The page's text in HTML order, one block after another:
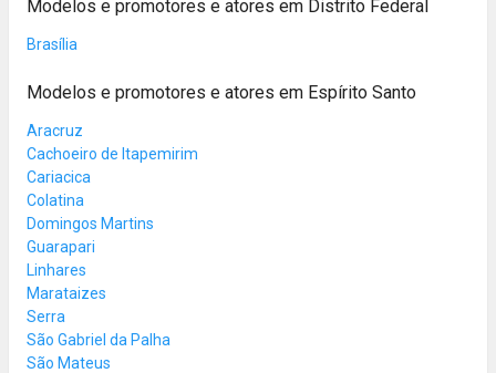
Modelos e promotores e atores em Distrito Federal
Brasília
Modelos e promotores e atores em Espírito Santo
Aracruz
Cachoeiro de Itapemirim
Cariacica
Colatina
Domingos Martins
Guarapari
Linhares
Marataizes
Serra
São Gabriel da Palha
São Mateus